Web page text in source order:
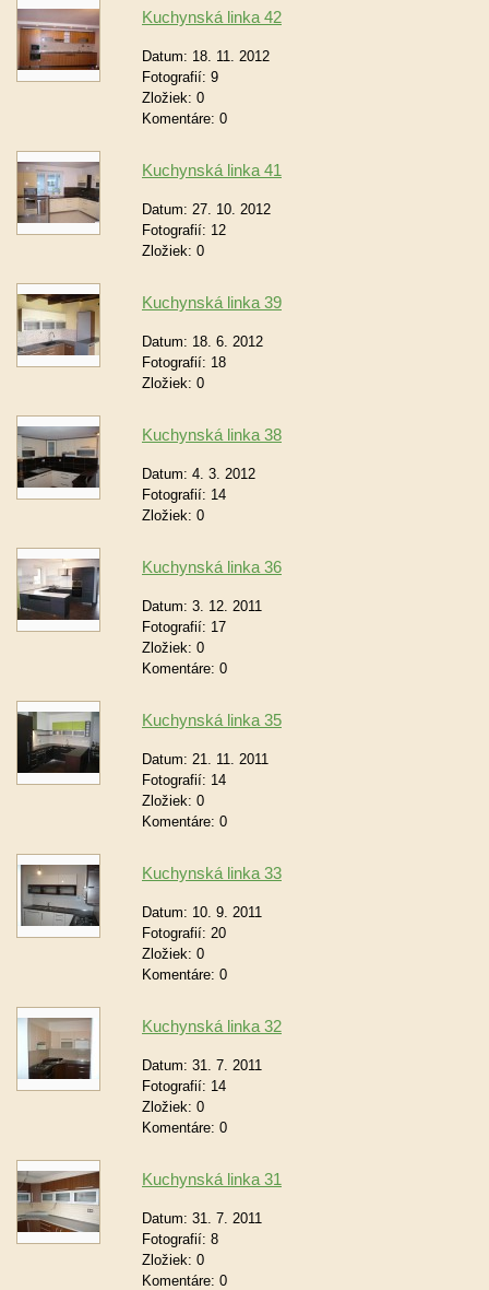
Kuchynská linka 42
Datum: 18. 11. 2012
Fotografií: 9
Zložiek: 0
Komentáre: 0
Kuchynská linka 41
Datum: 27. 10. 2012
Fotografií: 12
Zložiek: 0
Kuchynská linka 39
Datum: 18. 6. 2012
Fotografií: 18
Zložiek: 0
Kuchynská linka 38
Datum: 4. 3. 2012
Fotografií: 14
Zložiek: 0
Kuchynská linka 36
Datum: 3. 12. 2011
Fotografií: 17
Zložiek: 0
Komentáre: 0
Kuchynská linka 35
Datum: 21. 11. 2011
Fotografií: 14
Zložiek: 0
Komentáre: 0
Kuchynská linka 33
Datum: 10. 9. 2011
Fotografií: 20
Zložiek: 0
Komentáre: 0
Kuchynská linka 32
Datum: 31. 7. 2011
Fotografií: 14
Zložiek: 0
Komentáre: 0
Kuchynská linka 31
Datum: 31. 7. 2011
Fotografií: 8
Zložiek: 0
Komentáre: 0